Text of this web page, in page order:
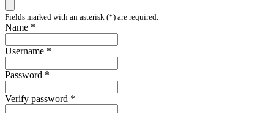
Fields marked with an asterisk (*) are required.
Name *
Username *
Password *
Verify password *